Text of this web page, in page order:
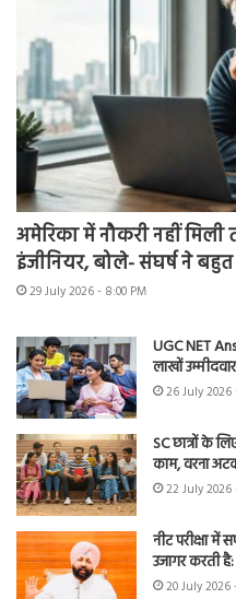
अमेरिका में नौकरी नहीं मिली
इंजीनियर, बोले- संघर्ष ने
29 July 2026 - 8:00 PM
UGC NET
लाखों
26 July 2026
SC छात्रों के
काम, वरना
22 July 2026
नीट परीक्षा में
उजागर करती है:
20 July 2026